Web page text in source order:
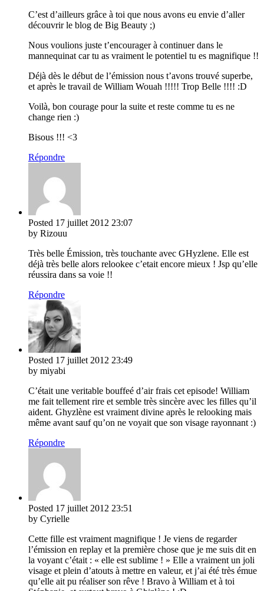
C’est d’ailleurs grâce à toi que nous avons eu envie d’aller
découvrir le blog de Big Beauty ;)
Nous voulions juste t’encourager à continuer dans le
mannequinat car tu as vraiment le potentiel tu es magnifique !!
Déjà dès le début de l’émission nous t’avons trouvé superbe,
et après le travail de William Wouah !!!!! Trop Belle !!!! :D
Voilà, bon courage pour la suite et reste comme tu es ne
change rien :)
Bisous !!! <3
Répondre
Posted 17 juillet 2012 23:07
by Rizouu
Très belle Émission, très touchante avec GHyzlene. Elle est
déjà très belle alors relookee c’etait encore mieux ! Jsp qu’elle
réussira dans sa voie !!
Répondre
Posted 17 juillet 2012 23:49
by miyabi
C’était une veritable bouffeé d’air frais cet episode! William
me fait tellement rire et semble très sincère avec les filles qu’il
aident. Ghyzlène est vraiment divine après le relooking mais
même avant sauf qu’on ne voyait que son visage rayonnant :)
Répondre
Posted 17 juillet 2012 23:51
by Cyrielle
Cette fille est vraiment magnifique ! Je viens de regarder
l’émission en replay et la première chose que je me suis dit en
la voyant c’était : « elle est sublime ! » Elle a vraiment un joli
visage et plein d’atouts à mettre en valeur, et j’ai été très émue
qu’elle ait pu réaliser son rêve ! Bravo à William et à toi